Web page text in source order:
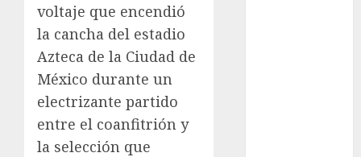
voltaje que encendió
la cancha del estadio
Azteca de la Ciudad de
México durante un
electrizante partido
entre el coanfitrión y
la selección que